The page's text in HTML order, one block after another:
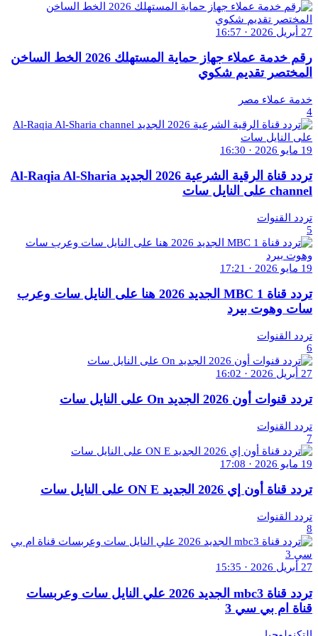
27 أبريل 2026 · 16:57
رقم خدمة عملاء جهاز حماية المستهلك 2026 الخط الساخن
المختصر تقديم شكوي
خدمة عملاء مصر
4
19 مايو 2026 · 16:30
تردد قناة الرقية الشرعية 2026 الجديد Al-Raqia Al-Sharia
channel على النايل سات
تردد القنوات
5
19 مايو 2026 · 17:21
تردد قناة MBC 1 الجديد 2026 هنا على النايل سات وعرب
سات وهوت بيرد
تردد القنوات
6
27 أبريل 2026 · 16:02
تردد قنوات أون 2026 الجديد On على النايل سات
تردد القنوات
7
19 مايو 2026 · 17:08
تردد قناة أون إي 2026 الجديد ON E على النايل سات
تردد القنوات
8
27 أبريل 2026 · 15:35
تردد قناة mbc3 الجديد 2026 علي النايل سات وعربسات
قناة ام بي سي 3